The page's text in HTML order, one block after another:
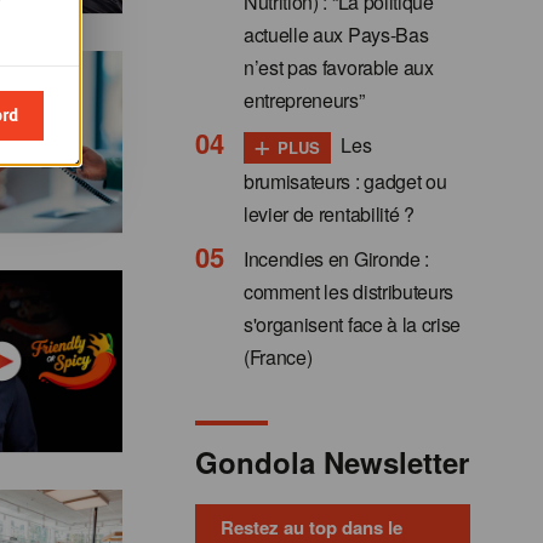
actuelle aux Pays-Bas
n’est pas favorable aux
entrepreneurs”
+ PLUS
Les
brumisateurs : gadget ou
levier de rentabilité ?
Incendies en Gironde :
comment les distributeurs
s'organisent face à la crise
(France)
Gondola Newsletter
Restez au top dans le